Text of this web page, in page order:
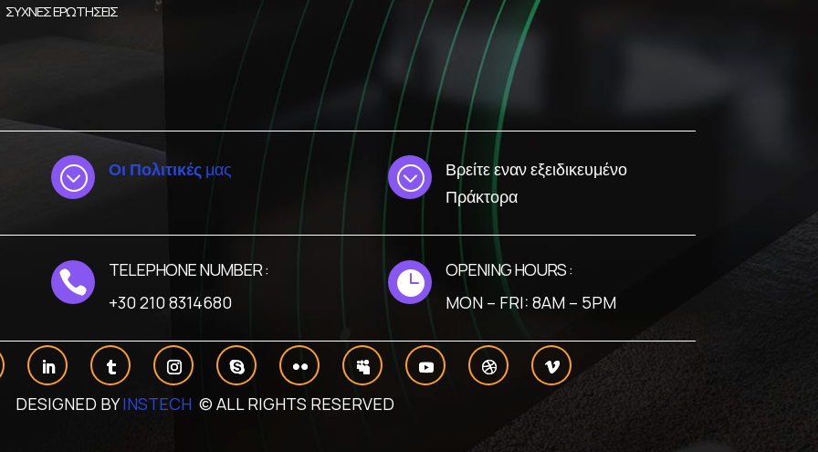
ΣΥΧΝΕΣ ΕΡΩΤΗΣΕΙΣ
; Οι Πολιτικέςμας ;
Βρείτε εναν εξειδικευμένο
Πράκτορα

TELEPHONE NUMBER :
+30 210 8314680

OPENING HOURS :
MON – FRI: 8AM – 5PM
DESIGNED BYINSTECH © ALL RIGHTS RESERVED
προσφέρουμε τη βέλτιστη εμπειρία πλοήγησης στον ιστότοπό μας.
cookies we are using or switch them off in
Αποδοχή